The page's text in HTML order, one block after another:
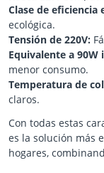
Clase de eficiencia
ecológica.
Tensión de 220V:
Equivalente a 90W
menor consumo.
Temperatura de
claros.
Con todas estas
es la solución más
hogares,